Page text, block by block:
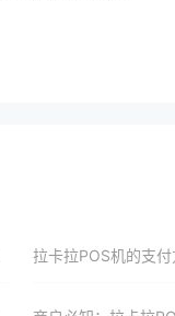
拉卡拉POS机的支付